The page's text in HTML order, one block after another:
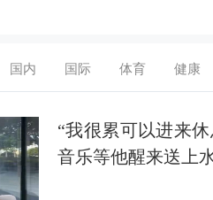
国内 国际 体育 健康
“我很累可以进来
音乐等他醒来送上